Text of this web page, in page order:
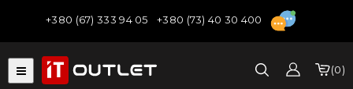
+380 (67) 333 94 05 +380 (73) 40 30 400
0